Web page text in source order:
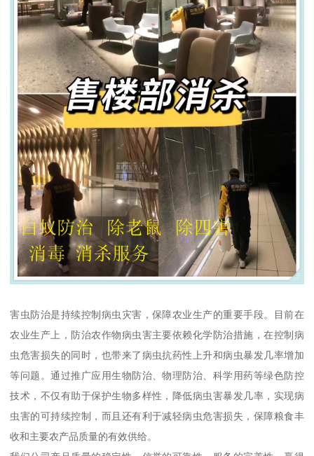
害虫防治是持续控制病虫灾害，保障农业生产的重要手段。目前在
农业生产上，防治农作物病虫害主要依赖化学防治措施，在控制病
虫危害损失的同时，也带来了病虫抗药性上升和病虫暴发几率增加
等问题。通过推广应用生物防治、物理防治、科学用药等绿色防控
技术，不仅有助于保护生物多样性，降低病虫害暴发几率，实现病
虫害的可持续控制，而且还有利于减轻病虫危害损失，保障粮食丰
收和主要农产品质量的有效供给。